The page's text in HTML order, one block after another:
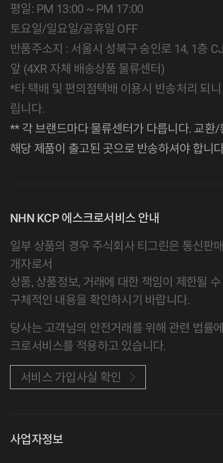
평일: PM 13:00 ~ PM 17:00
토요일/일요일/공휴일 OFF
반품주소지 : 서울시 성북구 숭인로 14, 1층
앞 (4XR 자체 배송상품 물류센터)
*타 택배 및 편의점택배 이용시 반송처리 되
립니다.
** 각 브랜드마다 물류센터가 다릅니다. 교환
해당 제품이 출고된 곳으로 반송하셔야 합니
NHN KCP 에스크로서비스 안내
일부 상품의 경우 주식회사 티그린은 통신판
개자로서
상품, 상품정보, 거래에 대한 책임이 제한될
구체적인 내용을 확인하시기 바랍니다.
당사는 고객님의 안전거래를 위해 관련 법률
크로서비스를 적용하고 있습니다.
서비스 가입사실 확인
사업자정보